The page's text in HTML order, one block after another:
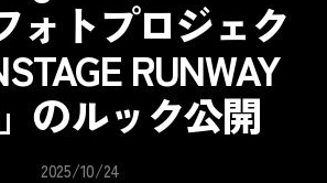
ォトプロジェク
RUNWAY
」のルック公開
2025/10/24